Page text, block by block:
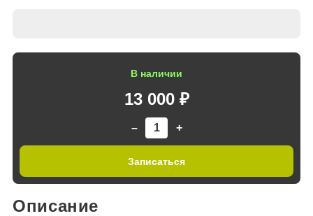
В наличии
13 000 ₽
– +
Записаться
Описание